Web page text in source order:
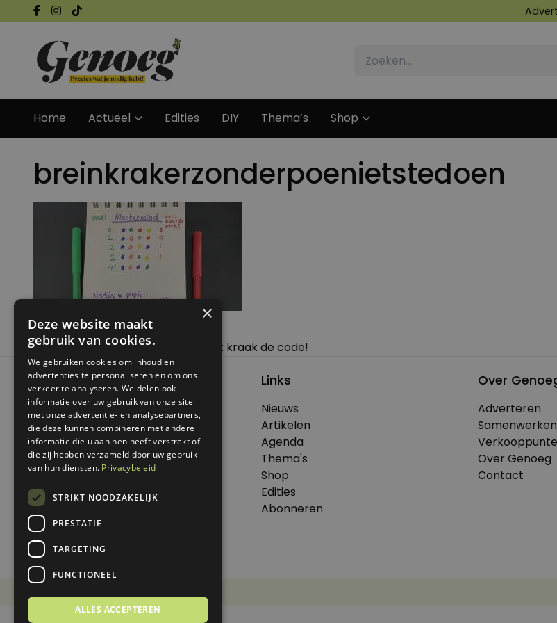
Home Actueel Edities DIY Thema’s Shop
breinkrakerzonderpoenietstedoen
Bericht
navigatie
Previous: Iets te doen zonder poen: kraak de code!
© 2026 Genoeg .
Alle rechten voorbehouden.
Dit is een uitgave van Virtùmedia
Links
Nieuws
Artikelen
Agenda
Thema's
Shop
Edities
Abonneren
Over
Adverteren
Samenwerken
Over Genoeg
Contact
×
Deze website maakt
gebruik van cookies.
We gebruiken cookies om inhoud en
advertenties te personaliseren en om ons
verkeer te analyseren. We delen ook
informatie over uw gebruik van onze site
met onze advertentie- en analysepartners,
die deze kunnen combineren met andere
informatie die u aan hen heeft verstrekt of
die zij hebben verzameld door uw gebruik
van hun diensten. Privacybeleid
STRIKT NOODZAKELIJK
PRESTATIE
TARGETING
FUNCTIONEEL
ALLES ACCEPTEREN